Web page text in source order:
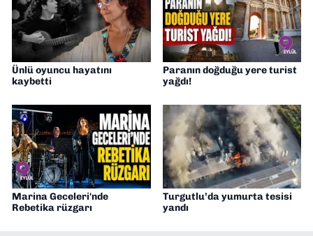
Ünlü oyuncu hayatını
kaybetti
Paranın doğduğu yere turist
yağdı!
Marina Geceleri'nde
Rebetika rüzgarı
Turgutlu’da yumurta tesisi
yandı